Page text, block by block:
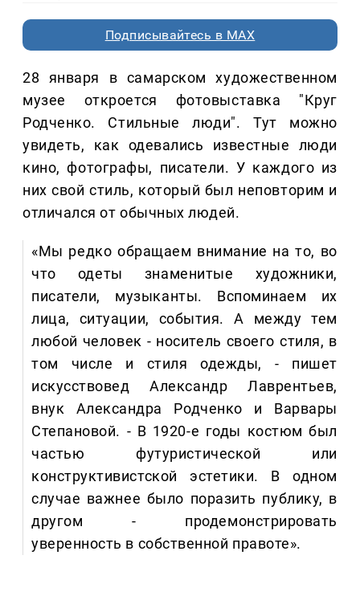
Подписывайтесь в MAX
28 января в самарском художественном
музее откроется фотовыставка "Круг
Родченко. Стильные люди". Тут можно
увидеть, как одевались известные люди
кино, фотографы, писатели. У каждого из
них свой стиль, который был неповторим и
отличался от обычных людей.
«Мы редко обращаем внимание на то, во
что одеты знаменитые художники,
писатели, музыканты. Вспоминаем их
лица, ситуации, события. А между тем
любой человек - носитель своего стиля, в
том числе и стиля одежды, - пишет
искусствовед Александр Лаврентьев,
внук Александра Родченко и Варвары
Степановой. - В 1920-е годы костюм был
частью футуристической или
конструктивистской эстетики. В одном
случае важнее было поразить публику, в
другом - продемонстрировать
уверенность в собственной правоте».